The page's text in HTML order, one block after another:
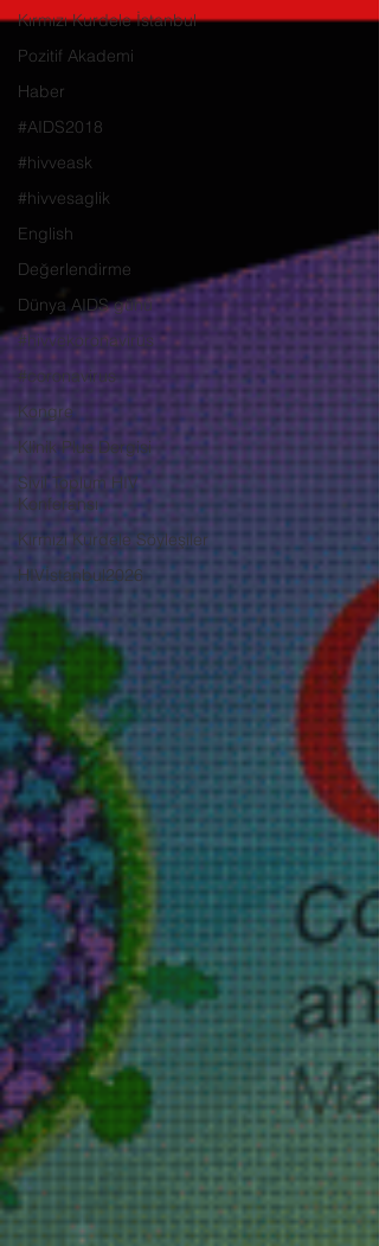
Kırmızı Kurdele İstanbul
Pozitif Akademi
Haber
#AIDS2018
#hivveask
#hivvesaglik
English
Değerlendirme
Dünya AIDS günü
#hivvekoronavirüs
#coronavirus
Kongre
Klinik Plus Dergisi
Sivil Toplum HIV
Konferansı
Kırmızı Kurdele Söyleşiler
HIVİstanbul2026